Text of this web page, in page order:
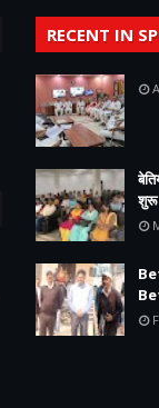
RECENT IN
शुरू